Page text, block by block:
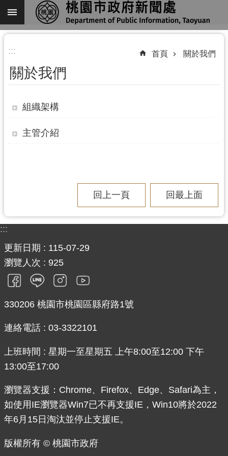
跳到主要內容區塊
進
搜
尋
關
通
訊
業
務
資
息
告
民
服
務
府
::: 首頁 關於我們
關於我們
組織架構
主管介紹
回上一頁 回最上面
:::
更新日期
115-07-29
瀏覽人次
925
330206 桃園市桃園區縣府路1號
連絡電話 : 03-3322101
上班時間 : 星期一至星期五 上午8:00至12:00 下午
13:00至17:00
瀏覽器支援：Chrome、Firefox、Edge、Safari為主，
如使用IE瀏覽器Win7已不再支援IE，Win10將於2022
年6月15日淘汰並停止支援IE。
版權所有 © 桃園市政府